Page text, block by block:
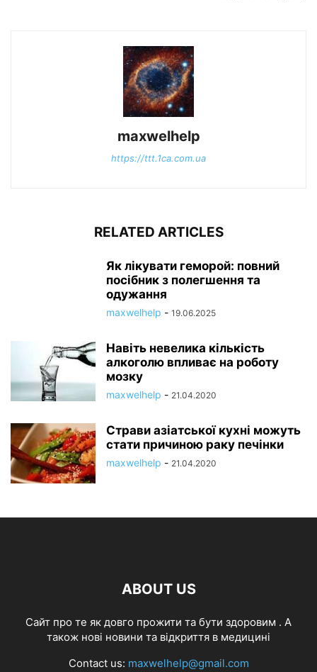
maxwelhelp
https://ttt.1ca.com.ua
RELATED ARTICLES
Як лікувати геморой: повний
посібник з полегшення та
одужання
maxwelhelp - 19.06.2025
Навіть невелика кількість
алкоголю впливає на роботу
мозку
maxwelhelp - 21.04.2020
Страви азіатської кухні можуть
стати причиною раку печінки
maxwelhelp - 21.04.2020
ABOUT US
Cайт про те як довго прожити та бути здоровим . А
також нові новини та відкриття в медицині
Contact us: maxwelhelp@gmail.com